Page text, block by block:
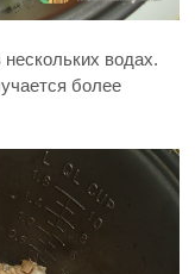
водах.
более